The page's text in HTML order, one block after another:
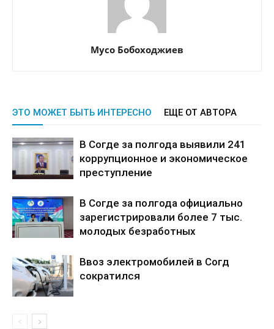
Мусо Бобоходжиев
ЭТО МОЖЕТ БЫТЬ ИНТЕРЕСНО ЕЩЕ ОТ АВТОРА
В Согде за полгода выявили 241
коррупционное и экономическое
преступление
В Согде за полгода официально
зарегистрировали более 7 тыс.
молодых безработных
Ввоз электромобилей в Согд
сократился